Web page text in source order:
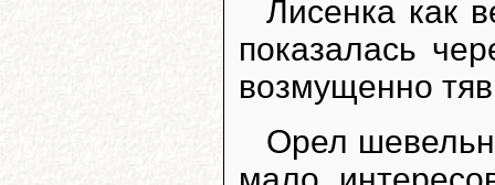
Лисенка как
показалась
возмущенно
Орел